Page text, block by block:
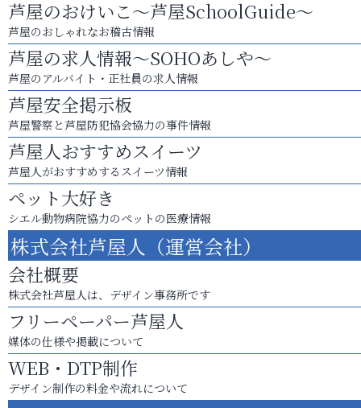
芦屋のおけいこ～芦屋SchoolGuide～
芦屋のおしゃれなお稽古情報
芦屋の求人情報～SOHOあしや～
芦屋のアルバイト・正社員の求人情報
芦屋安全掲示板
芦屋警察と芦屋防犯協会協力の事件情報
芦屋人おすすめスイーツ
芦屋人がおすすめするスイーツ情報
ペット大好き
シエル動物病院協力のペットの医療情報
株式会社芦屋人（運営会社）
会社概要
株式会社芦屋人は、デザイン事務所です
フリーペーパー芦屋人
媒体の仕様や掲載について
WEB・DTP制作
デザイン制作の料金や流れについて